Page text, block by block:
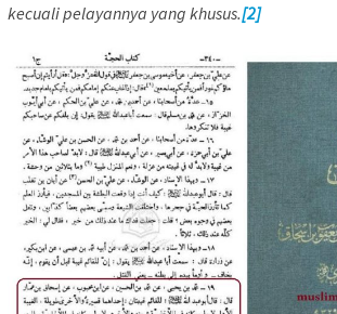
kecuali pelayannya yang khusus.[2]